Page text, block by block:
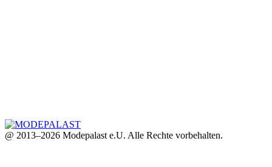
@ 2013–2026 Modepalast e.U. Alle Rechte vorbehalten.